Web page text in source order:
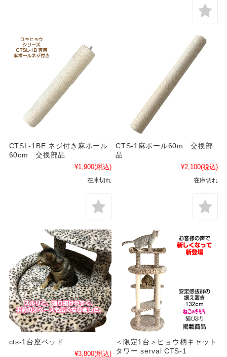
CTSL-1BE ネジ付き麻ポール
60cm 交換部品
¥1,900(税込)
在庫切れ
CTS-1麻ポール60m 交換部
品
¥2,100(税込)
在庫切れ
cts-1台座ベッド
¥3,800(税込)
＜限定1台＞ヒョウ柄キャット
タワー serval CTS-1